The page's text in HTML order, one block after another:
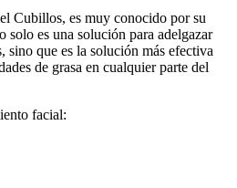
Cubillos, es muy conocido por su
solo es una solución para adelgazar
sino que es la solución más efectiva
de grasa en cualquier parte del
facial: